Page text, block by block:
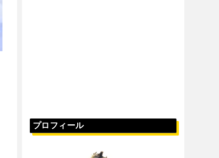
プロフィール